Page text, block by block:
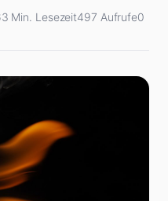
3 Min. Lesezeit497 Aufrufe0